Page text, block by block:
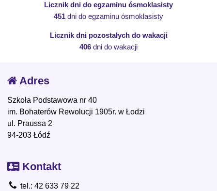
Licznik dni do egzaminu ósmoklasisty
451 dni do egzaminu ósmoklasisty
Licznik dni pozostałych do wakacji
406 dni do wakacji
Adres
Szkoła Podstawowa nr 40
im. Bohaterów Rewolucji 1905r. w Łodzi
ul. Praussa 2
94-203 Łódź
Kontakt
tel.: 42 633 79 22